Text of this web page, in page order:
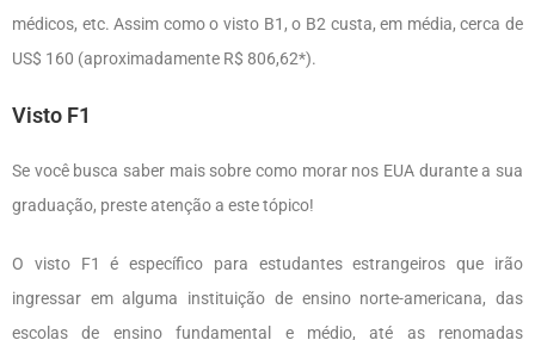
médicos, etc. Assim como o visto B1, o B2 custa, em média, cerca de
US$ 160 (aproximadamente R$ 806,62*).
Visto F1
Se você busca saber mais sobre como morar nos EUA durante a sua
graduação, preste atenção a este tópico!
O visto F1 é específico para estudantes estrangeiros que irão
ingressar em alguma instituição de ensino norte-americana, das
escolas de ensino fundamental e médio, até as renomadas